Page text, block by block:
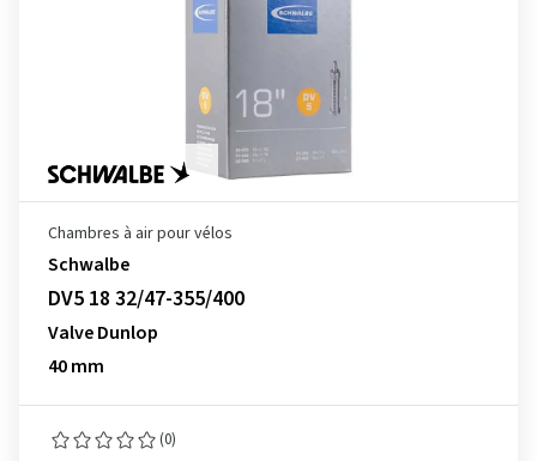
Chambres à air pour vélos
Schwalbe
DV5 18 32/47-355/400
Valve Dunlop
40 mm
(0)